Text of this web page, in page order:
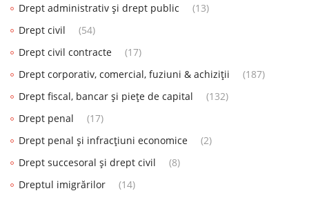
Drept administrativ și drept public
(13)
Drept civil
(54)
Drept civil contracte
(17)
Drept corporativ, comercial, fuziuni & achiziții
(187)
Drept fiscal, bancar și piețe de capital
(132)
Drept penal
(17)
Drept penal și infracțiuni economice
(2)
Drept succesoral și drept civil
(8)
Dreptul imigrărilor
(14)